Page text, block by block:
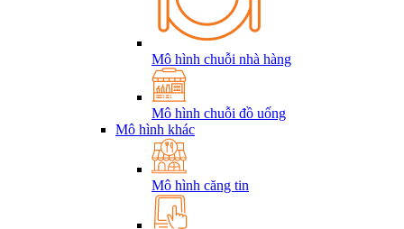
Mô hình chuỗi nhà hàng
Mô hình chuỗi đồ uống
Mô hình khác
Mô hình căng tin